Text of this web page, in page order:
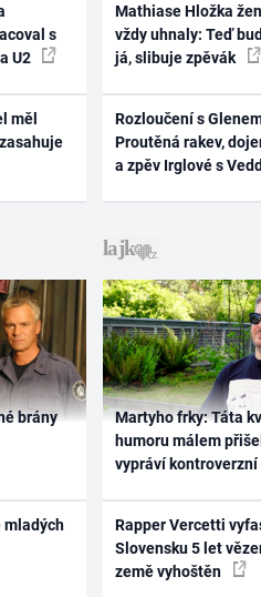
s
U2
měl
Mathiase Hložka
vždy uhnaly: Teď
já, slibuje zpěvák
Rozloučení s
Proutěná rakev,
a zpěv Irglové s
brány
mladých
Martyho frky: Táta
humoru málem
vypráví kontroverzní
Rapper Vercetti
Slovensku 5 let
země vyhoštěn